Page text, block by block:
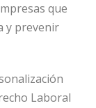
que
y prevenir
Laboral